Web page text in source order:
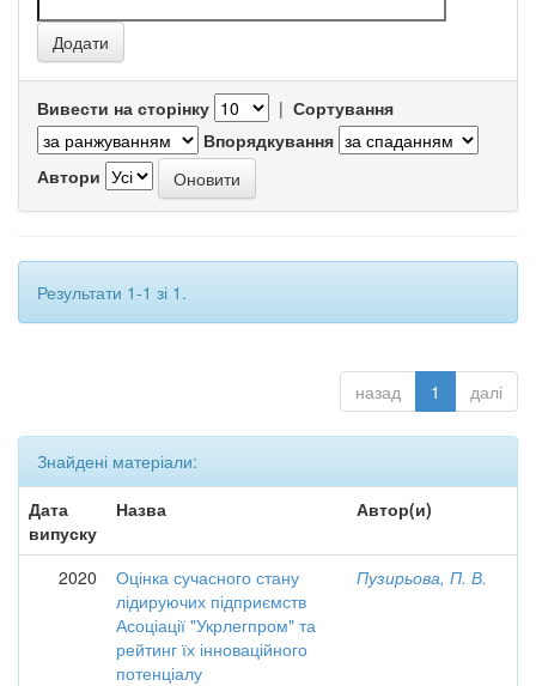
Вивести на сторінку | Сортування
Впорядкування
Автори
Результати 1-1 зі 1.
назад 1 далі
Знайдені матеріали:
Дата
випуску
Назва Автор(и)
2020
Оцінка сучасного стану
лідируючих підприємств
Асоціації "Укрлегпром" та
рейтинг їх інноваційного
потенціалу
Пузирьова, П. В.